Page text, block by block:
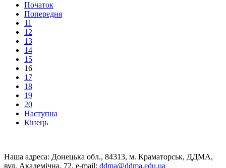
Початок
Попередня
11
12
13
14
15
16
17
18
19
20
Наступна
Кінець
Наша адреса: Донецька обл., 84313, м. Краматорськ, ДДМА,
вул. Академічна, 72, е-mail: ddma@ddma.edu.ua